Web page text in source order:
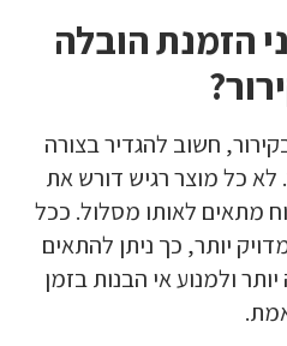
הזמנת הובלה
חשוב להגדיר בצורה
לא כל מוצר רגיש דורש את
מתאים לאותו מסלול. ככל
יותר, כך ניתן להתאים
ולמנוע אי הבנות בזמן